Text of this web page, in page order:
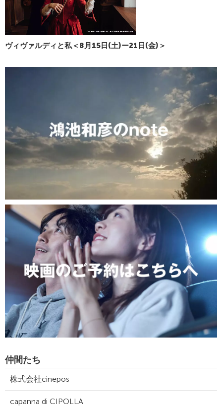
ヴィヴァルディと私＜8月15日(土)ー21日(金)＞
仲間たち
株式会社cinepos
capanna di CIPOLLA